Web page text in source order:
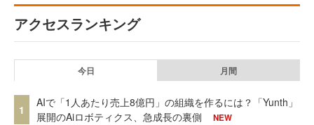
アクセスランキング
今日 月間
1
AIで「1人あたり売上8億円」の組織を作るには？「Yunth」
展開のAiロボティクス、急成長の裏側
NEW